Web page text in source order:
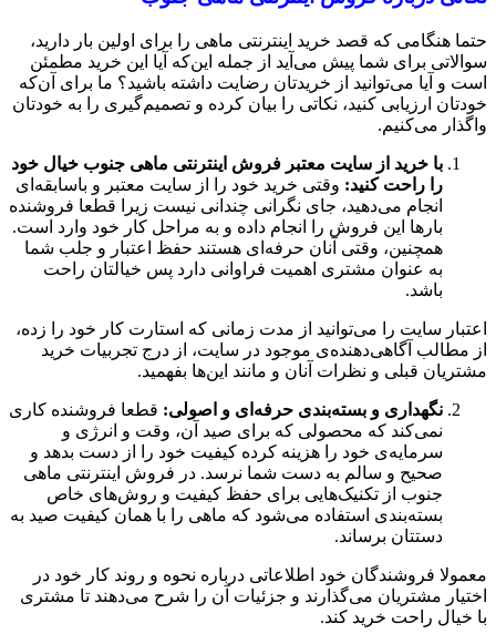
حتما هنگامی که قصد خرید اینترنتی ماهی را برای اولین بار دارید،
سوالاتی برای شما پیش می‌آید از جمله این‌که آیا این خرید مطمئن
است و آیا می‌توانید از خریدتان رضایت داشته باشید؟ ما برای آن‌که
خودتان ارزیابی کنید، نکاتی را بیان کرده و تصمیم‌گیری را به خودتان
واگذار می‌کنیم.
با خرید از سایت معتبر فروش اینترنتی ماهی جنوب خیال خود
را راحت کنید: وقتی خرید خود را از سایت معتبر و باسابقه‌ای
انجام می‌دهید، جای نگرانی چندانی نیست زیرا قطعا فروشنده
بارها این فروش را انجام داده و به مراحل کار خود وارد است.
همچنین، وقتی آنان حرفه‌ای هستند حفظ اعتبار و جلب شما
به عنوان مشتری اهمیت فراوانی دارد پس خیالتان راحت
باشد.
اعتبار سایت را می‌توانید از مدت زمانی که استارت کار خود را زده،
از مطالب آگاهی‌دهنده‌ی موجود در سایت، از درج تجربیات خرید
مشتریان قبلی و نظرات آنان و مانند این‌ها بفهمید.
نگهداری و بسته‌بندی حرفه‌ای و اصولی: قطعا فروشنده کاری
نمی‌کند که محصولی که برای صید آن، وقت و انرژی و
سرمایه‌ی خود را هزینه کرده کیفیت خود را از دست بدهد و
صحیح و سالم به دست شما نرسد. در فروش اینترنتی ماهی
جنوب از تکنیک‌هایی برای حفظ کیفیت و روش‌های خاص
بسته‌بندی استفاده می‌شود که ماهی را با همان کیفیت صید به
دستتان برساند.
معمولا فروشندگان خود اطلاعاتی درباره نحوه و روند کار خود در
اختیار مشتریان می‌گذارند و جزئیات آن را شرح می‌دهند تا مشتری
با خیال راحت خرید کند.